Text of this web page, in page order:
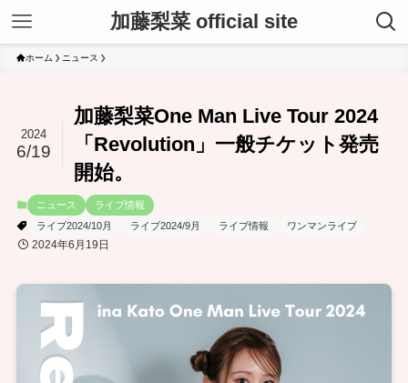
加藤梨菜 official site
ホーム ニュース
加藤梨菜One Man Live Tour 2024
「Revolution」一般チケット発売
開始。
2024
6/19
ニュース
ライブ情報
ライブ2024/10月
ライブ2024/9月 ライブ情報 ワンマンライブ
2024年6月19日